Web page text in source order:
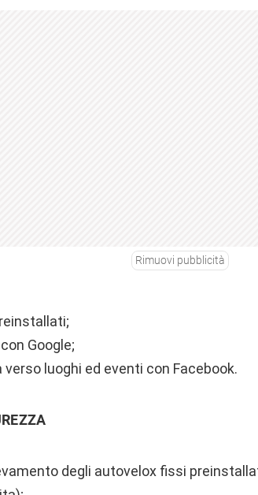
Rimuovi pubblicità
Google;
verso luoghi ed eventi con Facebook.
degli autovelox fissi